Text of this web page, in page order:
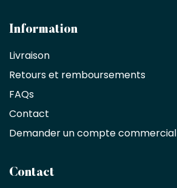
architectes
d'une
exclusive
de
%
sur
sans
Information
Livraison
Retours et remboursements
FAQs
Contact
Demander un compte commercial
Contact